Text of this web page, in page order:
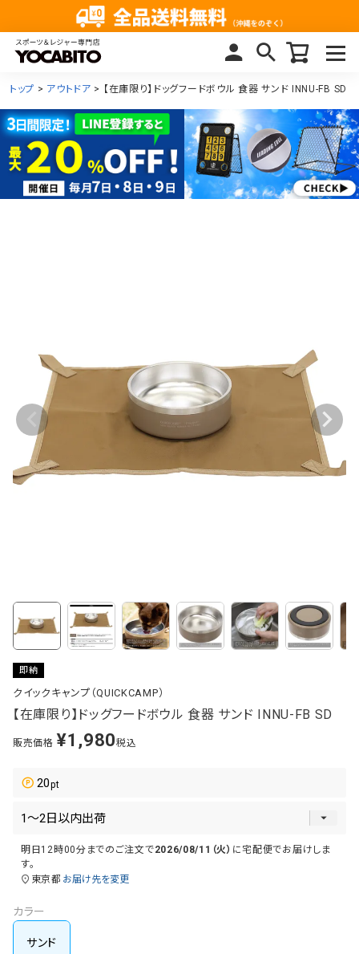
トップ アウトドア 【在庫限り】ドッグフードボウル 食器 サンド INNU-FB SD
即納
クイックキャンプ（QUICKCAMP）
【在庫限り】ドッグフードボウル 食器 サンド INNU-FB SD
販売価格 ¥1,980税込
20
明日12時00分 までのご注文で2026/08/11（火） に宅配便でお届けしま
す。
東京都 お届け先を変更
カラー
サンド